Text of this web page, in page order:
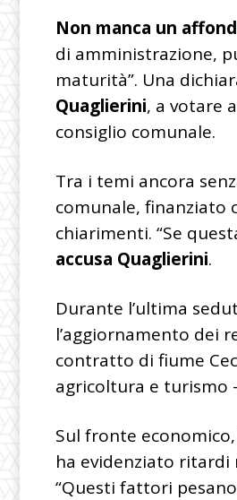
Non manca un
di amministrazione,
maturità”. Una
Quaglierini, a votare
consiglio comunale.
Tra i temi ancora
comunale, finanziato
chiarimenti. “Se
accusa Quaglierini.
Durante l’ultima
l’aggiornamento dei
contratto di fiume
agricoltura e turismo
Sul fronte economico,
ha evidenziato ritardi
“Questi fattori